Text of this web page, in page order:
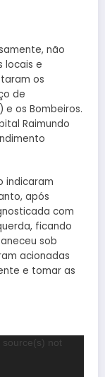
não
locais e
os
de
e os Bombeiros.
Raimundo
indicaram
após
com
ficando
sob
acionadas
e tomar as
not